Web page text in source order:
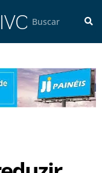
Pesquisar